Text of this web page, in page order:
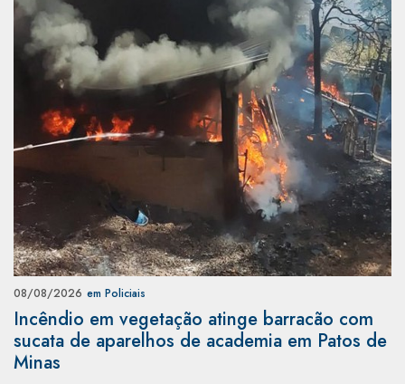
08/08/2026 em Policiais
Incêndio em vegetação atinge barracão com
sucata de aparelhos de academia em Patos de
Minas